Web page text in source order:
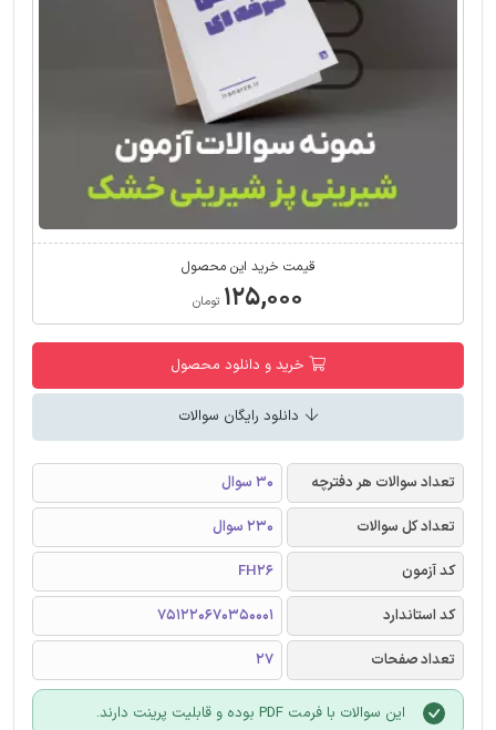
قیمت خرید این محصول
۱۲۵,۰۰۰ تومان
خرید و دانلود محصول
دانلود رایگان سوالات
تعداد سوالات هر دفترچه
30 سوال
تعداد کل سوالات
230 سوال
کد آزمون
FH26
کد استاندارد
751220670350001
تعداد صفحات
27
این سوالات با فرمت PDF بوده و قابلیت پرینت دارند.